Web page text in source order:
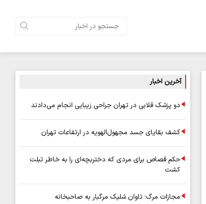
آخرین اخبار
دو پزشک قلابی در تهران جراحی زیبایی انجام می‌دادند
کشف بقایای جسد مجهول‌الهویه در ارتفاعات تهران
حکم قصاص برای مردی که دختربچه‌ای را به خاطر تبلت
کشت
مجازات مرگ؛ تاوان شلیک مرگبار به صاحبخانه